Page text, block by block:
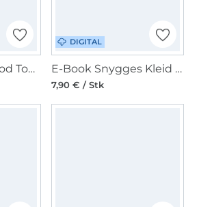
E-Book Fibre Mood Top Abina
DIGITAL
E-Book Snygges Kleid & Shirt Fru Kaja
7,90 € / Stk